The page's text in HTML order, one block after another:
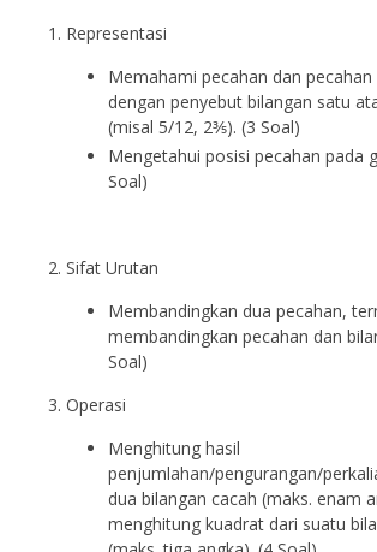
Representasi
Memahami pecahan dan
dengan penyebut bilangan satu
(misal 5/12, 2⅗). (3 Soal)
Mengetahui posisi pecahan pada
Soal)
Sifat Urutan
Membandingkan dua pecahan,
membandingkan pecahan dan
Soal)
Operasi
Menghitung hasil
penjumlahan/pengurangan/
dua bilangan cacah (maks. enam
menghitung kuadrat dari suatu